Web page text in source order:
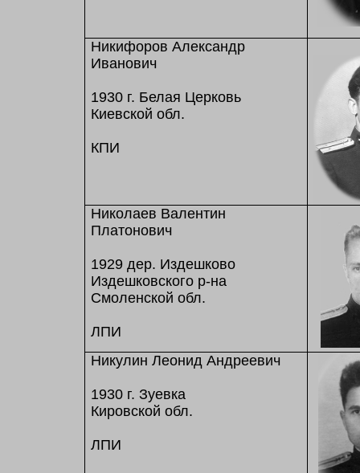
Никифоров Александр
Иванович
1930 г. Белая Церковь
Киевской обл.
КПИ
Николаев Валентин
Платонович
1929 дер. Издешково
Издешковского р-на
Смоленской обл.
ЛПИ
Никулин Леонид Андреевич
1930 г. Зуевка
Кировской обл.
ЛПИ